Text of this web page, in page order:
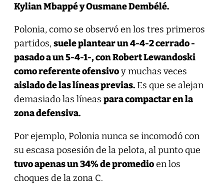
Kylian Mbappé y Ousmane Dembélé.
Polonia, como se observó en los tres primeros
partidos,suele plantear un 4-4-2 cerrado -
pasado a un 5-4-1-, con Robert Lewandoski
como referente ofensivoy muchas veces
aislado de las líneas previas.Es que se alejan
demasiado las líneas para compactar en la
zona defensiva.
Por ejemplo, Polonia nunca se incomodó con
su escasa posesión de la pelota, al punto que
tuvo apenas un 34% de promedioen los
choques de la zona C.